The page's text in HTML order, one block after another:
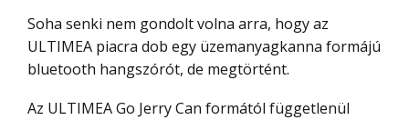
Soha senki nem gondolt volna arra, hogy az
ULTIMEA piacra dob egy üzemanyagkanna formájú
bluetooth hangszórót, de megtörtént.
Az ULTIMEA Go Jerry Can formától függetlenül